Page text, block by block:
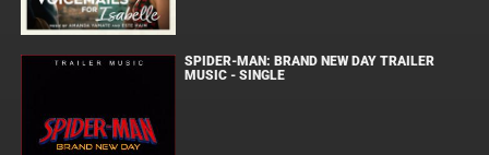
SPIDER-MAN: BRAND NEW DAY TRAILER
MUSIC - SINGLE